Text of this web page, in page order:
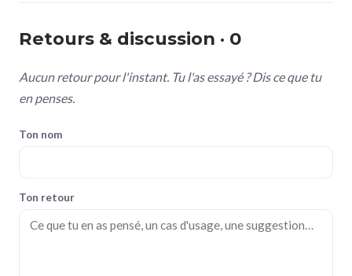
Retours & discussion · 0
Aucun retour pour l'instant. Tu l'as essayé ? Dis ce que tu
en penses.
Ton nom
Ton retour